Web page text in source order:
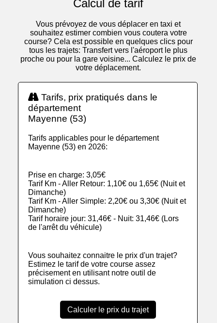
Calcul de tarif
Vous prévoyez de vous déplacer en taxi et
souhaitez estimer combien vous coutera votre
course? Cela est possible en quelques clics pour
tous les trajets: Transfert vers l'aéroport le plus
proche ou pour la gare voisine... Calculez le prix de
votre déplacement.
Tarifs, prix pratiqués dans le
département
Mayenne (53)
Tarifs applicables pour le département
Mayenne (53) en 2026:
Prise en charge: 3,05€
Tarif Km - Aller Retour: 1,10€ ou 1,65€ (Nuit et
Dimanche)
Tarif Km - Aller Simple: 2,20€ ou 3,30€ (Nuit et
Dimanche)
Tarif horaire jour: 31,46€ - Nuit: 31,46€ (Lors
de l'arrêt du véhicule)
Vous souhaitez connaitre le prix d'un trajet?
Estimez le tarif de votre course assez
précisement en utilisant notre outil de
simulation ci dessus.
Calculer le prix du trajet